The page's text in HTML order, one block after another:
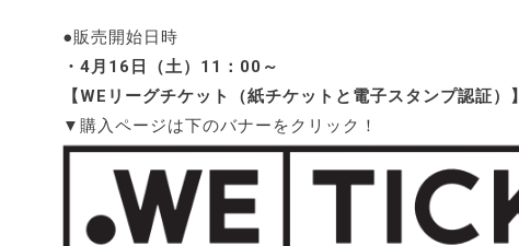
●販売開始日時
・4月16日（土）11：00～
【WEリーグチケット（紙チケットと電子スタンプ認証）】
▼購入ページは下のバナーをクリック！